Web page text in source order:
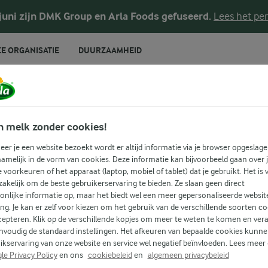
zijn DMK Group en Arla Foods gefuseerd. Lees het
ORGANISATIE DUURZAAMHEID
Gezonde pasta
van gezonde pasta. Dit is een plek boordevol heerlijke
verschillende ideeën en het volgende food avontuur
PASTA
Zoek categorie
melk zonder cookies!
je een website bezoekt wordt er altijd informatie via je browser
in de vorm van cookies. Deze informatie kan bijvoorbeeld gaan over
voorkeuren of het apparaat (laptop, mobiel of tablet) dat je gebruikt. Het is
om de beste gebruikerservaring te bieden. Ze slaan geen direct
informatie op, maar het biedt wel een meer gepersonaliseerde
Je kan er zelf voor kiezen om het gebruik van de verschillende soorten
Klik op de verschillende kopjes om meer te weten te komen en
de standaard instellingen. Het afkeuren van bepaalde cookies
van onze website en service wel negatief beïnvloeden. Lees meer
Privacy Policyen ons cookiebeleiden algemeen privacybeleid